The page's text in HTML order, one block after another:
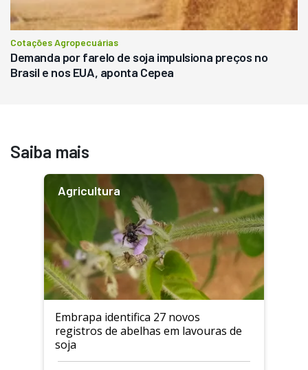
Cotações Agropecuárias
Demanda por farelo de soja impulsiona preços no
Brasil e nos EUA, aponta Cepea
Saiba mais
Agricultura
Embrapa identifica 27 novos
registros de abelhas em lavouras de
soja